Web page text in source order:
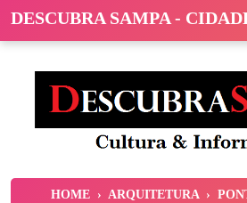
DESCUBRA SAMPA -
HOME › ARQUITETURA ›